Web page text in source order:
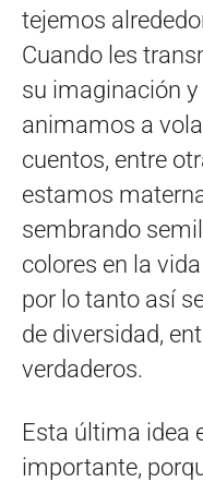
tejemos
Cuando les
su imaginación
animamos a
cuentos, entre
estamos
sembrando
colores en la
por lo tanto así
de diversidad,
verdaderos.
Esta última idea
importante,